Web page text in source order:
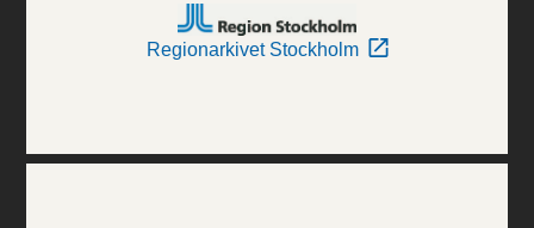
Regionarkivet Stockholm